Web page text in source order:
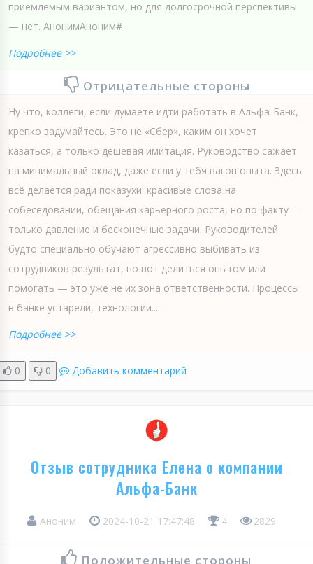
приемлемым вариантом, но для долгосрочной перспективы
— нет. АнонимАноним#
Подробнее >>
Отрицательные стороны
Ну что, коллеги, если думаете идти работать в Альфа-Банк,
крепко задумайтесь. Это не «Сбер», каким он хочет
казаться, а только дешевая имитация. Руководство сажает
на минимальный оклад, даже если у тебя вагон опыта. Здесь
всё делается ради показухи: красивые слова на
собеседовании, обещания карьерного роста, но по факту —
только давление и бесконечные задачи. Руководителей
будто специально обучают агрессивно выбивать из
сотрудников результат, но вот делиться опытом или
помогать — это уже не их зона ответственности. Процессы
в банке устарели, технологии...
Подробнее >>
0 0 Добавить комментарий
Отзыв сотрудника Елена о компании
Альфа-Банк
Аноним 2024-10-21 17:47:48 4 2829
Положительные стороны